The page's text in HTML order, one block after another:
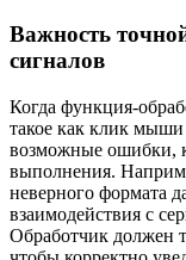
Важность
сигналов
Когда функция-
такое как клик
возможные ошибки,
выполнения.
неверного формата
взаимодействия с
Обработчик должен